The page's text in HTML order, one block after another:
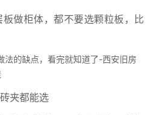
做柜体，都不要选颗粒板，比
夹都能选